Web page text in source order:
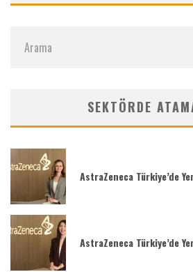
SEKTÖRDE
AstraZeneca Türkiye’de
AstraZeneca Türkiye’de